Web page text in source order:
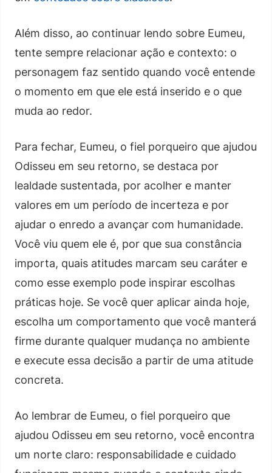
Além disso, ao continuar lendo sobre Eumeu,
tente sempre relacionar ação e contexto: o
personagem faz sentido quando você entende
o momento em que ele está inserido e o que
muda ao redor.
Para fechar, Eumeu, o fiel porqueiro que ajudou
Odisseu em seu retorno, se destaca por
lealdade sustentada, por acolher e manter
valores em um período de incerteza e por
ajudar o enredo a avançar com humanidade.
Você viu quem ele é, por que sua constância
importa, quais atitudes marcam seu caráter e
como esse exemplo pode inspirar escolhas
práticas hoje. Se você quer aplicar ainda hoje,
escolha um comportamento que você manterá
firme durante qualquer mudança no ambiente
e execute essa decisão a partir de uma atitude
concreta.
Ao lembrar de Eumeu, o fiel porqueiro que
ajudou Odisseu em seu retorno, você encontra
um norte claro: responsabilidade e cuidado